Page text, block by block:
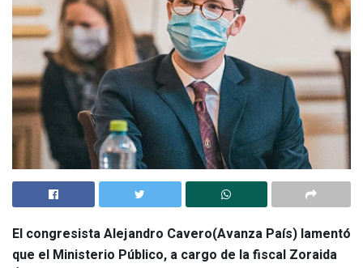
El congresistaAlejandro Cavero(Avanza País) lamentó
que el Ministerio Público, a cargo de la fiscal Zoraida